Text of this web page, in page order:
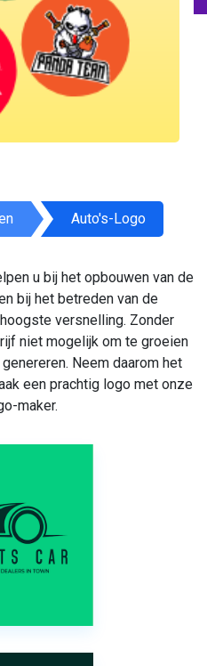
Auto's-Logo
u bij het opbouwen van de
bij het betreden van de
versnelling. Zonder
niet mogelijk om te groeien
Neem daarom het
een prachtig logo met onze
maker.